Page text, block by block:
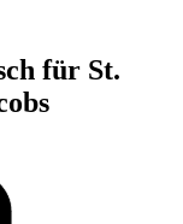
für St.